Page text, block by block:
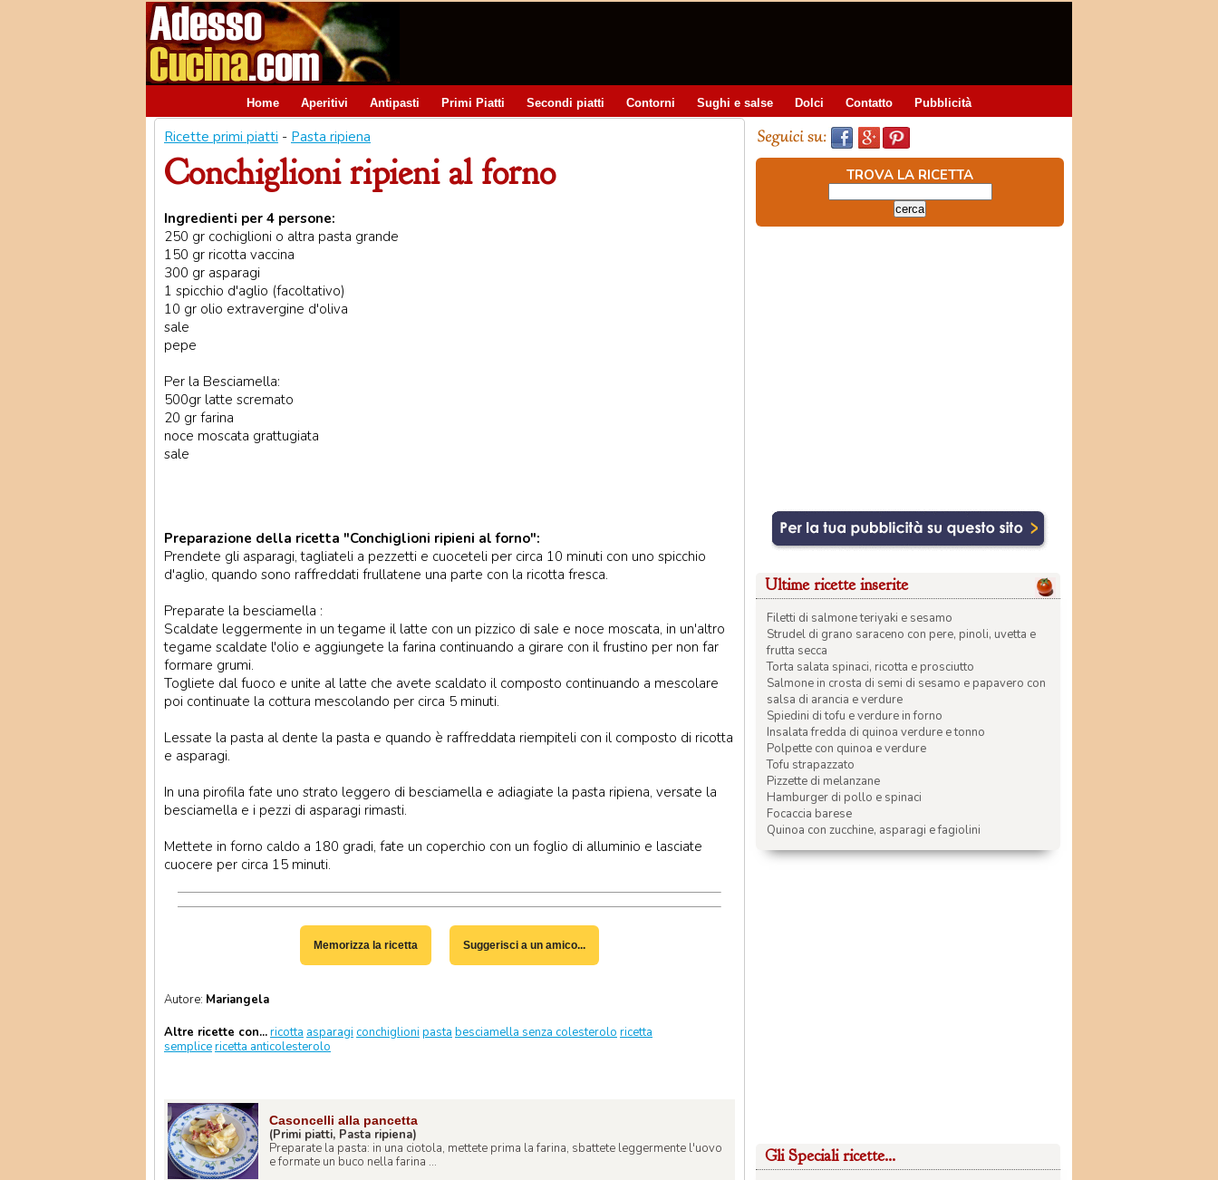
Home Aperitivi Antipasti Primi Piatti Secondi piatti Contorni Sughi e salse Dolci Contatto Pubblicità
Ricette primi piatti - Pasta ripiena
Conchiglioni ripieni al forno
Ingredienti per 4 persone:
250 gr cochiglioni o altra pasta grande
150 gr ricotta vaccina
300 gr asparagi
1 spicchio d'aglio (facoltativo)
10 gr olio extravergine d'oliva
sale
pepe
Per la Besciamella:
500gr latte scremato
20 gr farina
noce moscata grattugiata
sale
Preparazione della ricetta "Conchiglioni ripieni al forno":
Prendete gli asparagi, tagliateli a pezzetti e cuoceteli per circa 10 minuti con uno spicchio
d'aglio, quando sono raffreddati frullatene una parte con la ricotta fresca.
Preparate la besciamella :
Scaldate leggermente in un tegame il latte con un pizzico di sale e noce moscata, in un'altro
tegame scaldate l'olio e aggiungete la farina continuando a girare con il frustino per non far
formare grumi.
Togliete dal fuoco e unite al latte che avete scaldato il composto continuando a mescolare
poi continuate la cottura mescolando per circa 5 minuti.
Lessate la pasta al dente la pasta e quando è raffreddata riempiteli con il composto di ricotta
e asparagi.
In una pirofila fate uno strato leggero di besciamella e adiagiate la pasta ripiena, versate la
besciamella e i pezzi di asparagi rimasti.
Mettete in forno caldo a 180 gradi, fate un coperchio con un foglio di alluminio e lasciate
cuocere per circa 15 minuti.
Memorizza la ricetta Suggerisci a un amico...
Autore: Mariangela
Altre ricette con...ricotta asparagi conchiglioni pasta besciamella senza colesterolo ricetta
semplicericetta anticolesterolo
Casoncelli alla pancetta
(Primi piatti, Pasta ripiena)
Preparate la pasta: in una ciotola, mettete prima la farina, sbattete leggermente l'uovo
e formate un buco nella farina ...
TROVA LA RICETTA
Ultime ricette inserite
Filetti di salmone teriyaki e sesamo
Strudel di grano saraceno con pere, pinoli, uvetta e
frutta secca
Torta salata spinaci, ricotta e prosciutto
Salmone in crosta di semi di sesamo e papavero con
salsa di arancia e verdure
Spiedini di tofu e verdure in forno
Insalata fredda di quinoa verdure e tonno
Polpette con quinoa e verdure
Tofu strapazzato
Pizzette di melanzane
Hamburger di pollo e spinaci
Focaccia barese
Quinoa con zucchine, asparagi e fagiolini
Gli Speciali ricette...